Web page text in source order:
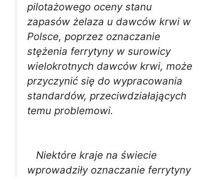
pilotażowego oceny stanu
zapasów żelaza u dawców krwi w
Polsce, poprzez oznaczanie
stężenia ferrytyny w surowicy
wielokrotnych dawców krwi, może
przyczynić się do wypracowania
standardów, przeciwdziałających
temu problemowi.
Niektóre kraje na świecie
wprowadziły oznaczanie ferrytyny